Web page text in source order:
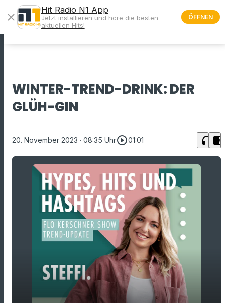
menu
WINTER-TREND-DRINK: DER
GLÜH-GIN
20. November 2023 · 08:35 Uhrplay_circle_outline01:01 headphones chrome_reader_mode
close
Hit Radio N1 App
Jetzt installieren und höre die besten
aktuellen Hits!
ÖFFNEN